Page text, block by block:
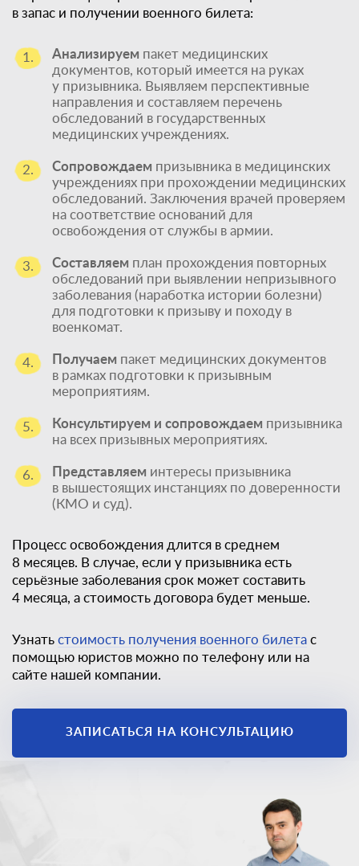
Единственный
в запас и получении военного билета:
1. Анализируем пакет медицинских
документов, который имеется на руках
у призывника. Выявляем перспективные
направления и составляем перечень
обследований в государственных
медицинских учреждениях.
2. Сопровождаем призывника в медицинских
учреждениях при прохождении медицинских
обследований. Заключения врачей проверяем
на соответствие оснований для
освобождения от службы в армии.
3. Составляем план прохождения повторных
обследований при выявлении непризывного
заболевания (наработка истории болезни)
для подготовки к призыву и походу в
военкомат.
4. Получаем пакет медицинских документов
в рамках подготовки к призывным
мероприятиям.
5. Консультируем и сопровождаем призывника
на всех призывных мероприятиях.
6. Представляем интересы призывника
в вышестоящих инстанциях по доверенности
(КМО и суд).
Процесс освобождения длится в среднем
8 месяцев. В случае, если у призывника есть
серьёзные заболевания срок может составить
4 месяца, а стоимость договора будет меньше.
Узнать стоимость получения военного билета с
помощью юристов можно по телефону или на
сайте нашей компании.
ЗАПИСАТЬСЯ НА КОНСУЛЬТАЦИЮ